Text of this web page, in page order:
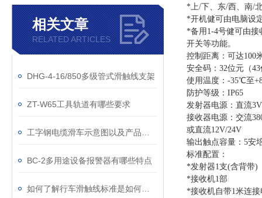
相关文章
RELATED ARTICLES
DHG-4-16/850多级管式滑触线支架
ZT-W65工具轨道有哪些要求
BC-2多用途设备报警器有哪些特点
*上/下、东/西、南/
*开机健可由电脑设
*备用1-4号健可由接
开关等功能。
控制距离：可达100
安全码：32位元（
使用温度：-35℃至
防护等级：IP65
发射器电源：直流
接收器电源：交流
或直流12V/24V
输出触点容量：5安
标准配置：
*发射器1支(含背带)
*接收机1部
*接收机自带1米连